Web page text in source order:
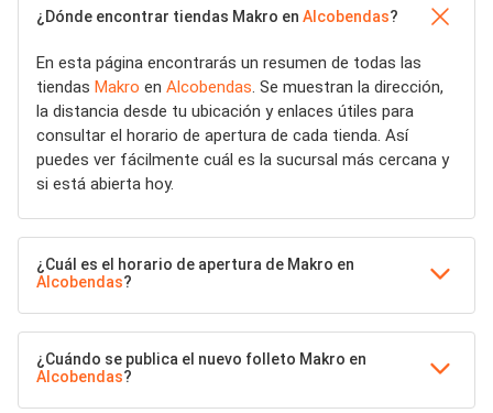
¿Dónde encontrar tiendas Makro en Alcobendas?
En esta página encontrarás un resumen de todas las
tiendas Makro en Alcobendas. Se muestran la dirección,
la distancia desde tu ubicación y enlaces útiles para
consultar el horario de apertura de cada tienda. Así
puedes ver fácilmente cuál es la sucursal más cercana y
si está abierta hoy.
¿Cuál es el horario de apertura de Makro en
Alcobendas?
¿Cuándo se publica el nuevo folleto Makro en
Alcobendas?